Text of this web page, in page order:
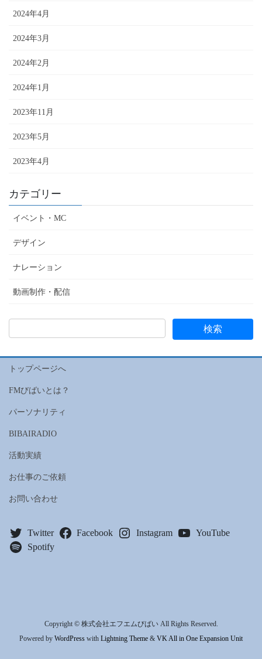
2024年4月
2024年3月
2024年2月
2024年1月
2023年11月
2023年5月
2023年4月
カテゴリー
イベント・MC
デザイン
ナレーション
動画制作・配信
トップページへ
FMびばいとは？
パーソナリティ
BIBAIRADIO
活動実績
お仕事のご依頼
お問い合わせ
Twitter Facebook Instagram
YouTube
Spotify
Copyright © 株式会社エフエムびばい All Rights Reserved.
Powered by WordPress with Lightning Theme & VK All in One Expansion Unit